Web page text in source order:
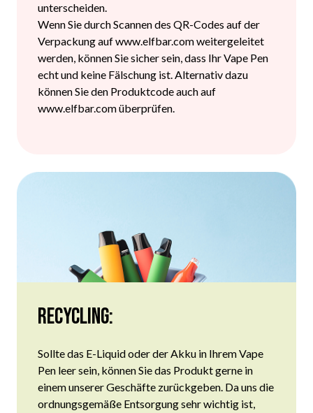
unterscheiden.
Wenn Sie durch Scannen des QR-Codes auf der
Verpackung auf www.elfbar.com weitergeleitet
werden, können Sie sicher sein, dass Ihr Vape Pen
echt und keine Fälschung ist. Alternativ dazu
können Sie den Produktcode auch auf
www.elfbar.com überprüfen.
Recycling:
Sollte das E-Liquidoder derAkku in Ihrem Vape
Pen leer sein, können Sie das Produkt gerne in
einem unserer Geschäfte zurückgeben. Da uns die
ordnungsgemäße Entsorgung sehr wichtig ist,